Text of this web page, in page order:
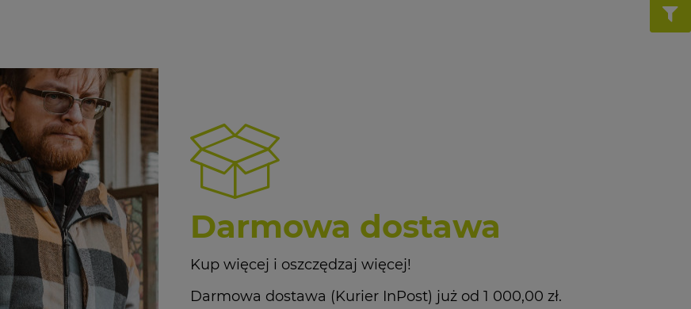
Darmowa dostawa
Kup więcej i oszczędzaj więcej!
Darmowa dostawa (Kurier InPost) już od 1 000,00 zł.